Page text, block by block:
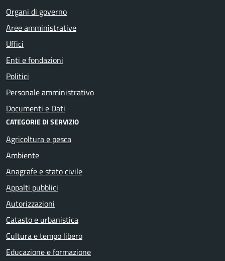
Organi di governo
Aree amministrative
Uffici
Enti e fondazioni
Politici
Personale amministrativo
Documenti e Dati
CATEGORIE DI SERVIZIO
Agricoltura e pesca
Ambiente
Anagrafe e stato civile
Appalti pubblici
Autorizzazioni
Catasto e urbanistica
Cultura e tempo libero
Educazione e formazione